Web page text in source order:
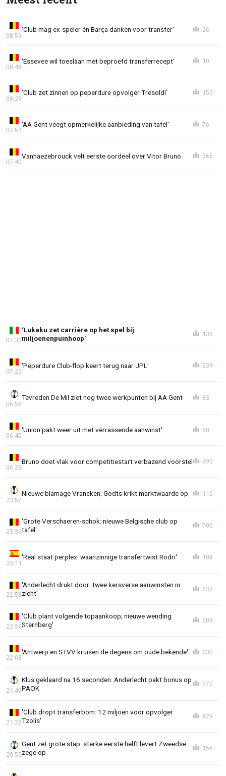
'Club mag ex-speler én Barça danken voor transfer'
08:59
26
'Essevee wil toeslaan met beproefd transferrecept'
08:48
10
'Club zet zinnen op peperdure opvolger Tresoldi'
08:29
150
'AA Gent veegt opmerkelijke aanbieding van tafel'
07:54
76
Vanhaezebrouck velt eerste oordeel over Vitor Bruno
07:40
265
‘Lukaku zet carrière op het spel bij
miljoenenpuinhoop’
07:30
135
'Peperdure Club-flop keert terug naar JPL'
07:20
239
Tevreden De Mil ziet nog twee werkpunten bij AA Gent
06:56
83
'Union pakt weer uit met verrassende aanwinst'
06:40
60
Bruno doet vlak voor competitiestart verbazend voorstel
06:23
390
Nieuwe blamage Vrancken; Godts krikt marktwaarde op
23:52
110
'Grote Verschaeren-schok: nieuwe Belgische club op
tafel'
23:36
700
'Real staat perplex: waanzinnige transfertwist Rodri'
23:11
188
'Anderlecht drukt door: twee kersverse aanwinsten in
zicht'
22:53
537
'Club plant volgende topaankoop; nieuwe wending
Sternberg'
22:34
509
'Antwerp en STVV kruisen de degens om oude bekende'
22:08
230
Klus geklaard na 16 seconden: Anderlecht pakt bonus op
PAOK
21:43
272
'Club dropt transferbom: 12 miljoen voor opvolger
Tzolis'
21:22
829
Gent zet grote stap: sterke eerste helft levert Zweedse
zege op
20:55
155